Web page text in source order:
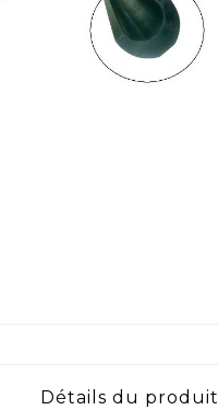
Détails du produit